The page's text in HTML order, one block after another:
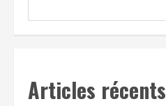
Articles récents